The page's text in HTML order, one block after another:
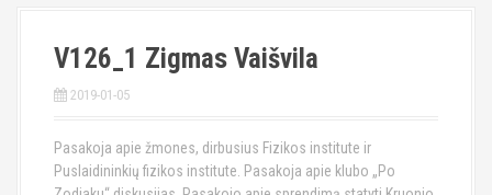
V126_1 Zigmas Vaišvila
2019-01-05
Pasakoja apie žmones, dirbusius Fizikos institute ir
Puslaidininkių fizikos institute. Pasakoja apie klubo „Po